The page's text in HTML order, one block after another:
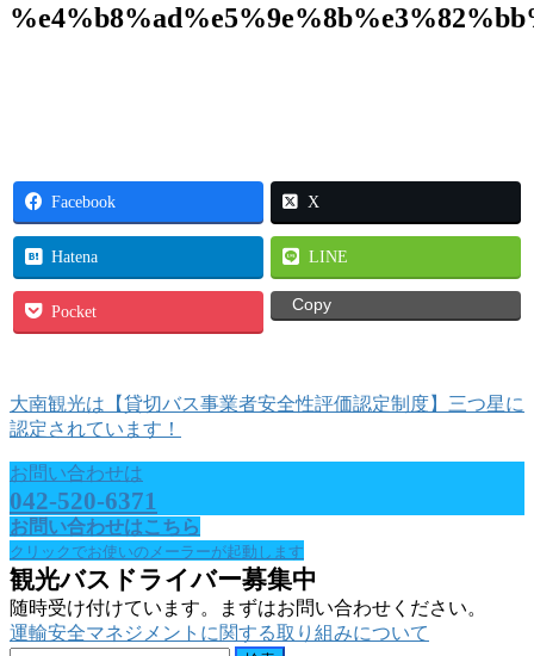
Facebook X
Hatena LINE
Pocket Copy
大南観光は【貸切バス事業者安全性評価認定制度】三つ星に
認定されています！
お問い合わせは
042-520-6371
お問い合わせはこちら
クリックでお使いのメーラーが起動します
観光バスドライバー募集中
随時受け付けています。まずはお問い合わせください。
運輸安全マネジメントに関する取り組みについて